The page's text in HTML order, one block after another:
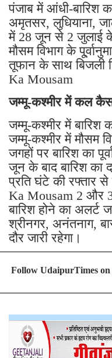
पंजाब में आंधी-बारिश
अमृतसर, लुधियाना,
में 28 जून से 2 जुलाई के
मौसम विभाग के
तूफान के साथ बिजली
Ka Mousam
जम्मू-कश्मीर में कल
जम्मू-कश्मीर में
जम्मू-कश्मीर में मौसम
जगहों पर बारिश का
जून के बाद बारिश का
प्रति घंटे की रफ्तार
Ka Mousam 2 और 3
बारिश होने का अलर्ट
श्रीनगर, अनंतनाग,
दौर जारी रहेगा।
Follow UdaipurTimes on